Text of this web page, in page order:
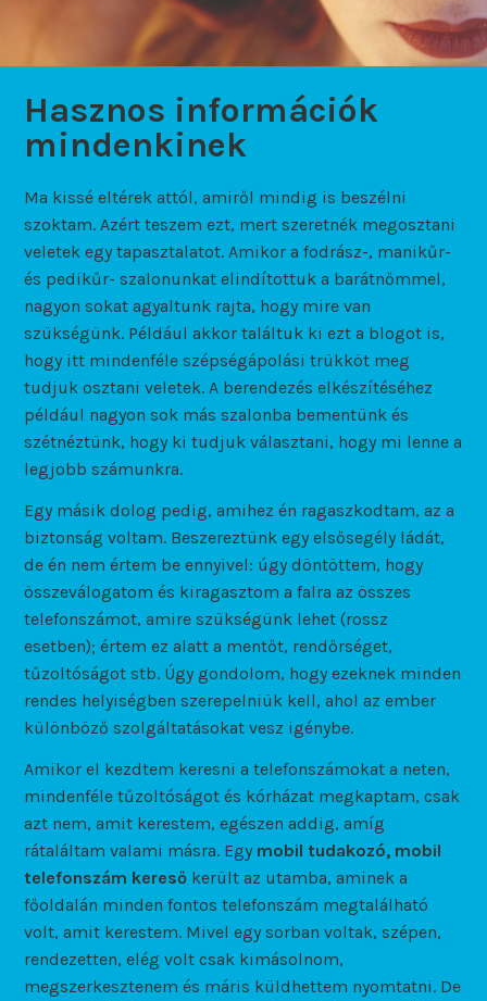
Hasznos információk
mindenkinek
Ma kissé eltérek attól, amiről mindig is beszélni
szoktam. Azért teszem ezt, mert szeretnék megosztani
veletek egy tapasztalatot. Amikor a fodrász-, manikűr-
és pedikűr- szalonunkat elindítottuk a barátnőmmel,
nagyon sokat agyaltunk rajta, hogy mire van
szükségünk. Például akkor találtuk ki ezt a blogot is,
hogy itt mindenféle szépségápolási trükköt meg
tudjuk osztani veletek. A berendezés elkészítéséhez
például nagyon sok más szalonba bementünk és
szétnéztünk, hogy ki tudjuk választani, hogy mi lenne a
legjobb számunkra.
Egy másik dolog pedig, amihez én ragaszkodtam, az a
biztonság voltam. Beszereztünk egy elsősegély ládát,
de én nem értem be ennyivel: úgy döntöttem, hogy
összeválogatom és kiragasztom a falra az összes
telefonszámot, amire szükségünk lehet (rossz
esetben); értem ez alatt a mentőt, rendőrséget,
tűzoltóságot stb. Úgy gondolom, hogy ezeknek minden
rendes helyiségben szerepelniük kell, ahol az ember
különböző szolgáltatásokat vesz igénybe.
Amikor el kezdtem keresni a telefonszámokat a neten,
mindenféle tűzoltóságot és kórházat megkaptam, csak
azt nem, amit kerestem, egészen addig, amíg
rátaláltam valami másra. Egy mobil tudakozó, mobil
telefonszám kereső került az utamba, aminek a
főoldalán minden fontos telefonszám megtalálható
volt, amit kerestem. Mivel egy sorban voltak, szépen,
rendezetten, elég volt csak kimásolnom,
megszerkesztenem és máris küldhettem nyomtatni. De